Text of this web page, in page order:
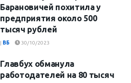
Барановичей похитила у
предприятия около 500
тысяч рублей
| ВБ 30/10/2023
Главбух обманула
работодателей на 80 тысяч